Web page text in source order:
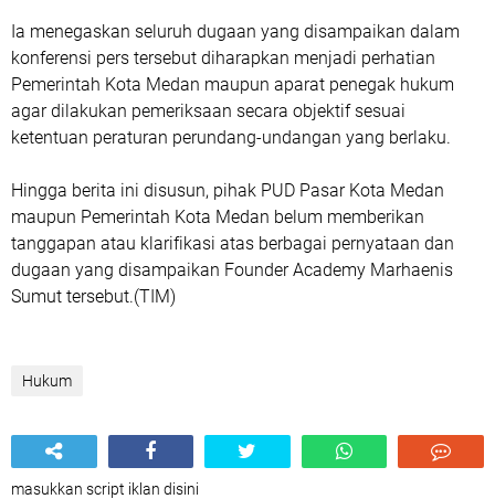
Ia menegaskan seluruh dugaan yang disampaikan dalam
konferensi pers tersebut diharapkan menjadi perhatian
Pemerintah Kota Medan maupun aparat penegak hukum
agar dilakukan pemeriksaan secara objektif sesuai
ketentuan peraturan perundang-undangan yang berlaku.
Hingga berita ini disusun, pihak PUD Pasar Kota Medan
maupun Pemerintah Kota Medan belum memberikan
tanggapan atau klarifikasi atas berbagai pernyataan dan
dugaan yang disampaikan Founder Academy Marhaenis
Sumut tersebut.(TIM)
Hukum
masukkan script iklan disini